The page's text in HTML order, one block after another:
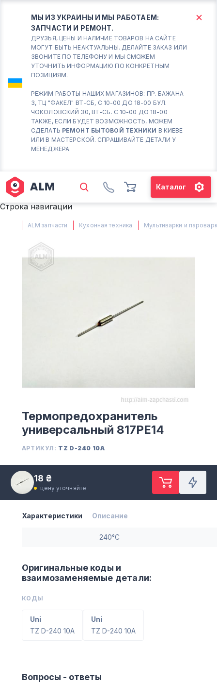
МЫ ИЗ УКРАИНЫ И МЫ РАБОТАЕМ:
ЗАПЧАСТИ И РЕМОНТ.
ДРУЗЬЯ, ЦЕНЫ И НАЛИЧИЕ ТОВАРОВ НА САЙТЕ
МОГУТ БЫТЬ НЕАКТУАЛЬНЫ. ДЕЛАЙТЕ ЗАКАЗ ИЛИ
ЗВОНИТЕ ПО ТЕЛЕФОНУ И МЫ СМОЖЕМ
УТОЧНИТЬ ИНФОРМАЦИЮ ПО КОНКРЕТНЫМ
ПОЗИЦИЯМ.
РЕЖИМ РАБОТЫ НАШИХ МАГАЗИНОВ: ПР. БАЖАНА
3, ТЦ "ФАКЕЛ" ВТ-СБ, С 10-00 ДО 18-00 БУЛ.
ЧОКОЛОВСКИЙ 30, ВТ-СБ. С 10-00 ДО 18-00
ТАКЖЕ, ЕСЛИ БУДЕТ ВОЗМОЖНОСТЬ, МОЖЕМ
СДЕЛАТЬ РЕМОНТ БЫТОВОЙ ТЕХНИКИ В КИЕВЕ
ИЛИ В МАСТЕРСКОЙ. СПРАШИВАЙТЕ ДЕТАЛИ У
МЕНЕДЖЕРА.
Каталог
КИЕВ БОРИСПОЛЬ
Вт.- Сб.
10:00 - 18:00
Соломенский район - ВТ-
СБ. с 10-00 до 18-00
(098) 672 76 42
(063) 722 37 14
М. ХАРЬКОВСКАЯ - ВТ-СБ, С
(067) 385 27 70
(063) 527 27 00
(044) 332 76 42
Строка навигации
ALM запчасти Кухонная техника Мультиварки и
Термопредохранитель
универсальный 817PE14
АРТИКУЛ: TZ D-240 10A
18 ₴
цену уточняйте
Характеристики Описание
240°C
Оригинальные коды и
взаимозаменяемые детали:
КОДЫ
Uni
TZ D-240 10A
Uni
TZ D-240 10A
Вопросы - ответы